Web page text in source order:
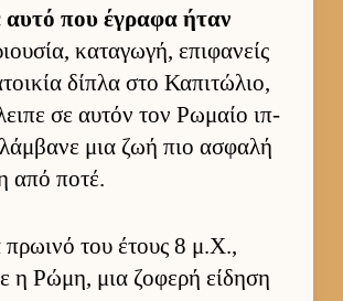
αυτό που έγραφα ήταν
καταγωγή, επιφανείς
δίπλα στο Καπιτώλιο,
σε αυ­τόν τον Ρωμαίο ιπ­
μια ζωή πιο ασφαλή
από ποτέ.
του έτους 8 μ.Χ.,
η Ρώμη, μια ζοφερή εί­δηση